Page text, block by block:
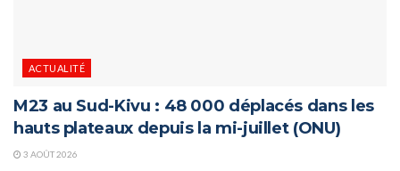
ACTUALITÉ
M23 au Sud-Kivu : 48 000 déplacés dans les
hauts plateaux depuis la mi-juillet (ONU)
3 AOÛT 2026